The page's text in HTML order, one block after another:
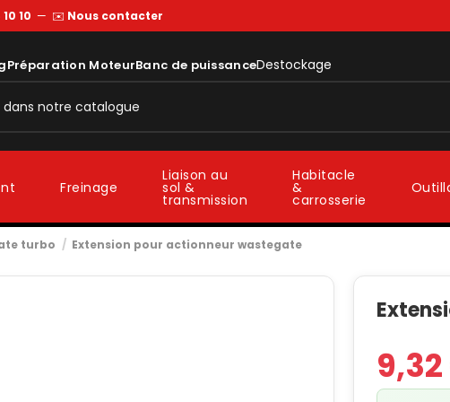
10 — ✉️ Nous contacter
Préparation MoteurBanc de puissanceDestockage
Freinage
Liaison au
sol &
transmission
Habitacle
&
carrosserie
turbo Extension pour actionneur wastegate